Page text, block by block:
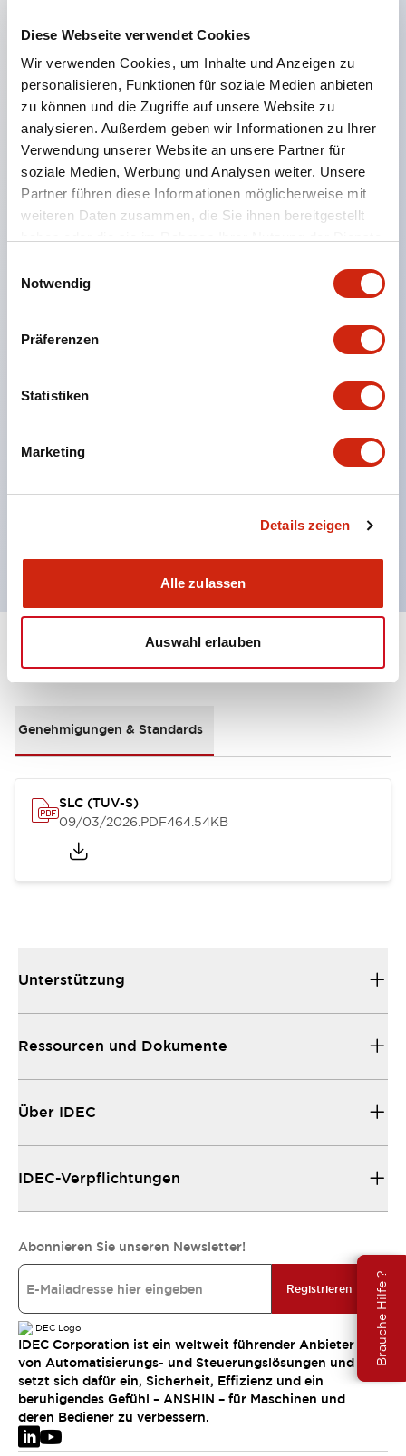
Diese Webseite verwendet Cookies
Wir verwenden Cookies, um Inhalte und Anzeigen zu
personalisieren, Funktionen für soziale Medien anbieten
zu können und die Zugriffe auf unsere Website zu
analysieren. Außerdem geben wir Informationen zu Ihrer
Verwendung unserer Website an unsere Partner für
soziale Medien, Werbung und Analysen weiter. Unsere
Partner führen diese Informationen möglicherweise mit
weiteren Daten zusammen, die Sie ihnen bereitgestellt
Notwendig
Präferenzen
Statistiken
Marketing
Details zeigen
Alle zulassen
Auswahl erlauben
Brauche Hilfe ?
Super-LEDs.
Durch die Verwendung der SS-Klemmstruktur
wird der Verkabelungsaufwand reduziert, zudem
wird eine integrierte Struktur von
Klemmabdeckung und Gehäuse sowie eine
Schraubenverlustsicherung realisiert.
Durch die Verwendung von Abdeckungen mit
Überbrückungshalter entfällt die Notwendigkeit
einer berührungsschutzabdeckung. (Bei
Verwendung in Kombination mit SS-Klemmen)
Einfache Beschriftungsarbeiten und sofortige
Reaktion auf plötzliche Anzeigeänderungen durch
Ausgestattet mit Spotbeleuchtung, die auch bei
hellem Licht eine einfache Leuchtbestätigung
UL-, c-UL- und TUV-zertifiziert. EN-Norm-konform
*Für Informationen zur Spezifikation von
zertifizierten Produkten wenden Sie sich bitte
Dokumente und Dateien
Genehmigungen & Standards
SLC (TUV-S)
09/03/2026.PDF464.54KB
Unterstützung
Ressourcen und Dokumente
Über IDEC
IDEC-Verpflichtungen
Abonnieren Sie unseren Newsletter!
Registrieren
IDEC Corporation ist ein weltweit führender Anbieter
von Automatisierungs- und Steuerungslösungen und
setzt sich dafür ein, Sicherheit, Effizienz und ein
beruhigendes Gefühl – ANSHIN – für Maschinen und
deren Bediener zu verbessern.